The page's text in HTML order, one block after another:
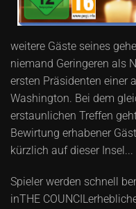
weitere Gäste seines
niemand Geringeren als
ersten Präsidenten einer
Washington. Bei dem
erstaunlichen Treffen
Bewirtung erhabener
kürzlich auf dieser Insel...
Spieler werden schnell
inTHE